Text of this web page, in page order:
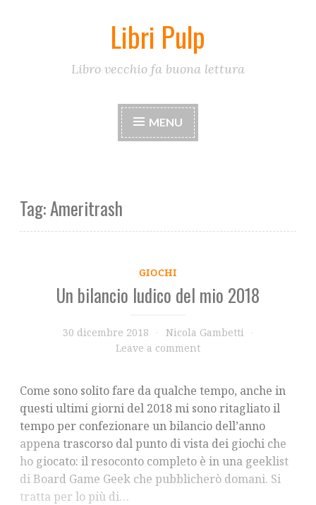
Libri Pulp
Libro vecchio fa buona lettura
MENU
Tag:Ameritrash
GIOCHI
Un bilancio ludico del mio 2018
30 dicembre 2018
Nicola Gambetti
Leave a comment
Come sono solito fare da qualche tempo, anche in
questi ultimi giorni del 2018 mi sono ritagliato il
tempo per confezionare un bilancio dell’anno
appena trascorso dal punto di vista dei giochi che
ho giocato: il resoconto completo è in una geeklist
di Board Game Geek che pubblicherò domani. Si
tratta per lo più di…